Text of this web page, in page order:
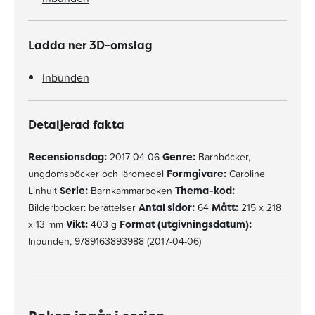
Ladda ner 3D-omslag
Inbunden
Detaljerad fakta
Recensionsdag: 2017-04-06 Genre: Barnböcker,
ungdomsböcker och läromedel Formgivare: Caroline
Linhult Serie: Barnkammarboken Thema-kod:
Bilderböcker: berättelser Antal sidor: 64 Mått: 215 x 218
x 13 mm Vikt: 403 g Format (utgivningsdatum):
Inbunden, 9789163893988 (2017-04-06)